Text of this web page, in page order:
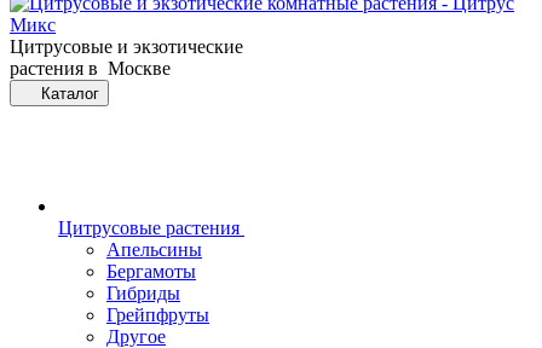
Цитрусовые и экзотические
растения в Москве
Каталог
Цитрусовые растения
Апельсины
Бергамоты
Гибриды
Грейпфруты
Другое